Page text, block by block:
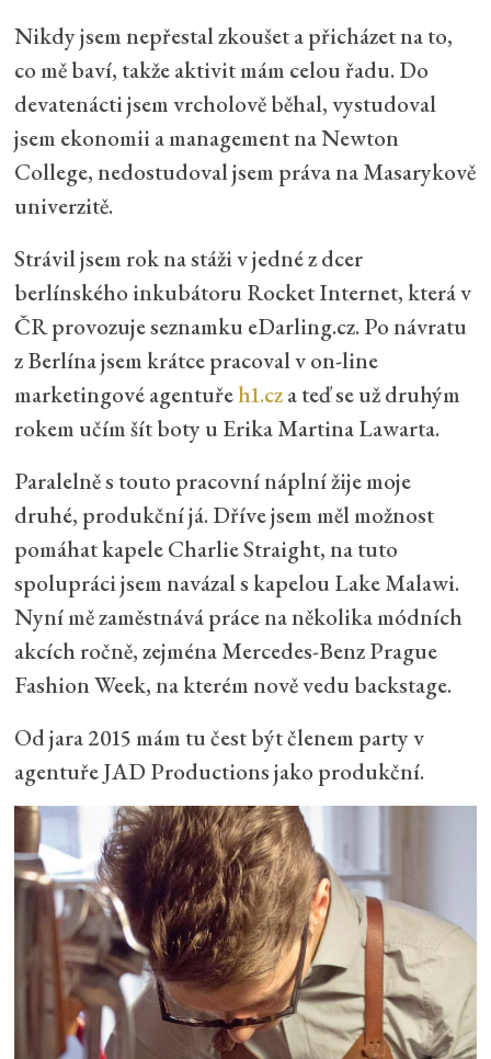
Nikdy jsem nepřestal zkoušet a přicházet na to,
co mě baví, takže aktivit mám celou řadu. Do
devatenácti jsem vrcholově běhal, vystudoval
jsem ekonomii a management na Newton
College, nedostudoval jsem práva na Masarykově
univerzitě.
Strávil jsem rok na stáži v jedné z dcer
berlínského inkubátoru Rocket Internet, která v
ČR provozuje seznamku eDarling.cz. Po návratu
z Berlína jsem krátce pracoval v on-line
marketingové agentuřeh1.cza teď se už druhým
rokem učím šít boty u Erika Martina Lawarta.
Paralelně s touto pracovní náplní žije moje
druhé, produkční já. Dříve jsem měl možnost
pomáhat kapele Charlie Straight, na tuto
spolupráci jsem navázal s kapelou Lake Malawi.
Nyní mě zaměstnává práce na několika módních
akcích ročně, zejména Mercedes-Benz Prague
Fashion Week, na kterém nově vedu backstage.
Od jara 2015 mám tu čest být členem party v
agentuře JAD Productions jako produkční.